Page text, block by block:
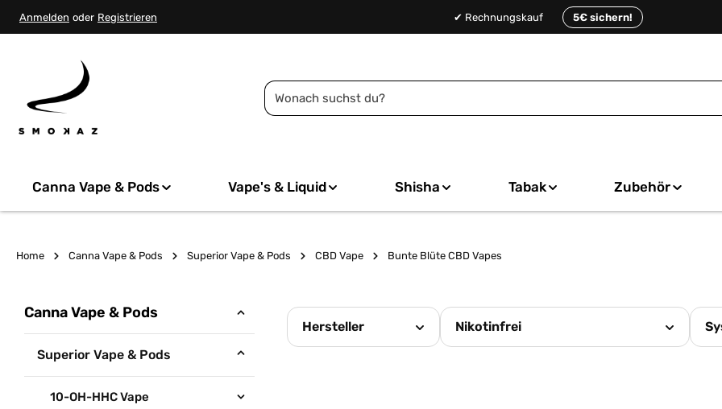
Zur Hauptnavigation springen
Anmelden oder Registrieren ✔ Rechnungskauf 5€ sichern!
Canna Vape & Pods Vape's & Liquid Shisha Tabak Zubehör
Home Canna Vape & Pods Superior Vape & Pods CBD Vape Bunte Blüte CBD Vapes
Canna Vape & Pods
Superior Vape & Pods
10-OH-HHC Vape
Hersteller Nikotinfrei